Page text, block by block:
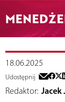
18.06.2025
Udostępnij
Redaktor: Jacek